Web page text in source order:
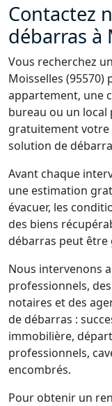
Contactez
débarras à
Vous recherchez
Moisselles (95570)
appartement, une
bureau ou un
gratuitement votre
solution de
Avant chaque
une estimation
évacuer, les
des biens
débarras peut
Nous intervenons
professionnels,
notaires et des
de débarras :
immobilière,
professionnels,
encombrés.
Pour obtenir un